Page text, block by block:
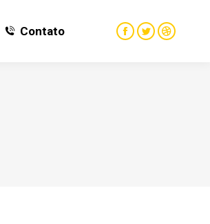
Contato